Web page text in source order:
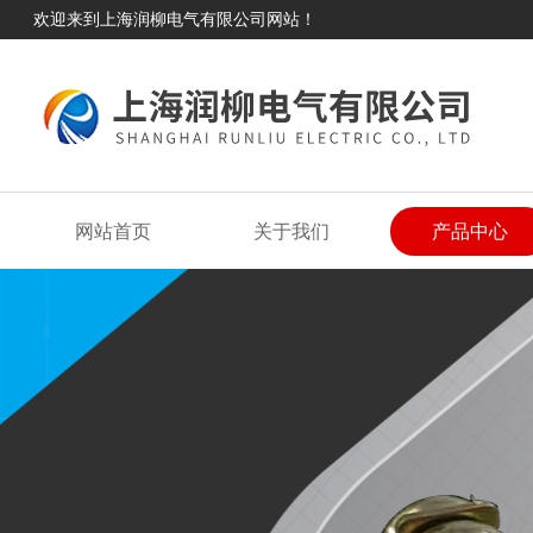
欢迎来到上海润柳电气有限公司网站！
网站首页 关于我们 产品中心